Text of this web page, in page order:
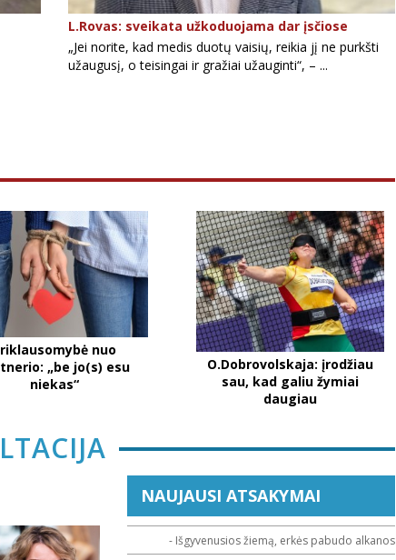
L.Rovas: sveikata užkoduojama dar įsčiose
„Jei norite, kad medis duotų vaisių, reikia jį ne purkšti
užaugusį, o teisingai ir gražiai užauginti“, – ...
nuo
„be jo(s) esu
niekas“
O.Dobrovolskaja: įrodžiau
sau, kad galiu žymiai
daugiau
NAUJAUSI ATSAKYMAI
- Išgyvenusios žiemą, erkės pabudo alkanos